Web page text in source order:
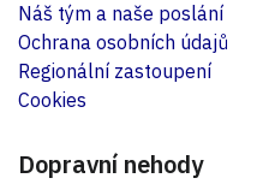
Náš tým a naše poslání
Ochrana osobních údajů
Regionální zastoupení
Cookies
Dopravní nehody